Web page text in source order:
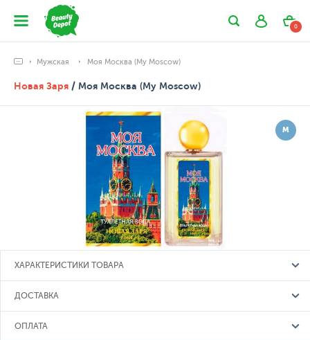
0
Мужская Моя Москва (My Moscow)
Новая Заря / Моя Москва (My Moscow)
М
ХАРАКТЕРИСТИКИ ТОВАРА
ДОСТАВКА
ОПЛАТА